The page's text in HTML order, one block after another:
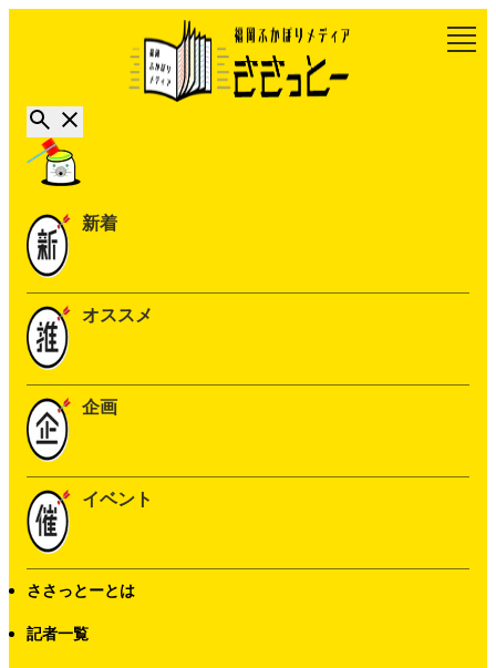
新着
オススメ
企画
イベント
ささっとーとは
記者一覧